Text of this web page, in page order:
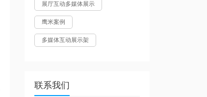
展厅互动多媒体展示
鹰米案例
多媒体互动展示架
联系我们